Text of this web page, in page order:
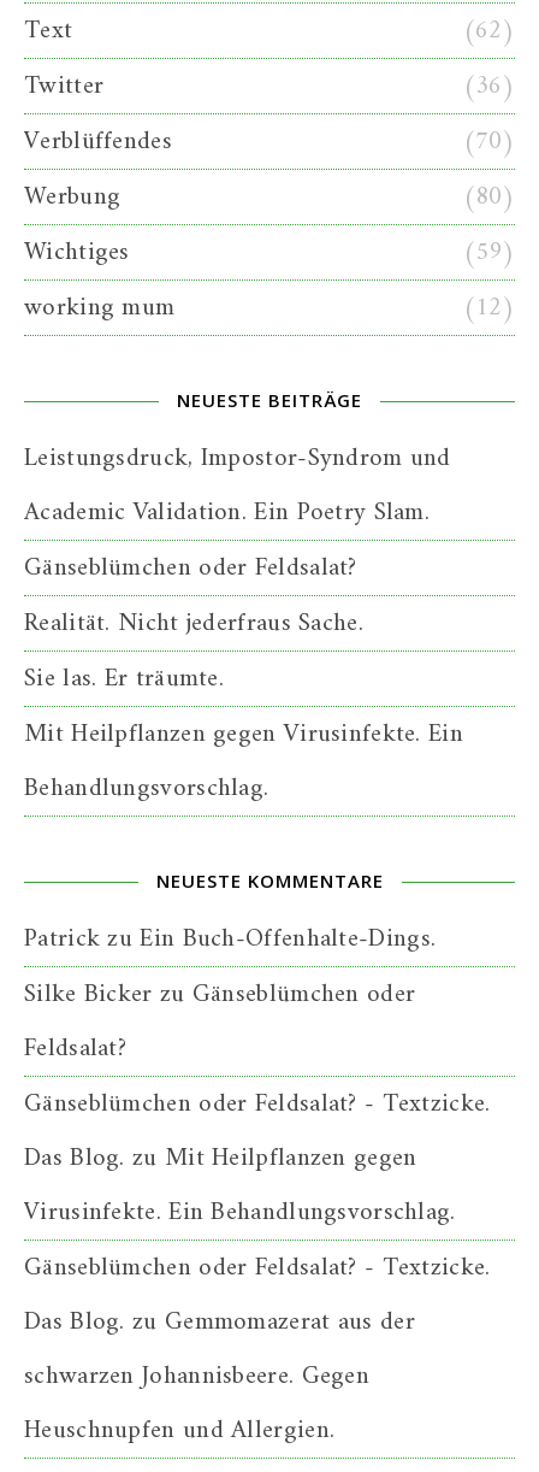
Text
(62)
Twitter
(36)
Verblüffendes
(70)
Werbung
(80)
Wichtiges
(59)
working mum
(12)
NEUESTE BEITRÄGE
Leistungsdruck, Impostor-Syndrom und
Academic Validation. Ein Poetry Slam.
Gänseblümchen oder Feldsalat?
Realität. Nicht jederfraus Sache.
Sie las. Er träumte.
Mit Heilpflanzen gegen Virusinfekte. Ein
Behandlungsvorschlag.
NEUESTE KOMMENTARE
PatrickzuEin Buch-Offenhalte-Dings.
Silke Bickerzu Gänseblümchen oder
Feldsalat?
Gänseblümchen oder Feldsalat? - Textzicke.
Das Blog. zu Mit Heilpflanzen gegen
Virusinfekte. Ein Behandlungsvorschlag.
Gänseblümchen oder Feldsalat? - Textzicke.
Das Blog. zu Gemmomazerat aus der
schwarzen Johannisbeere. Gegen
Heuschnupfen und Allergien.